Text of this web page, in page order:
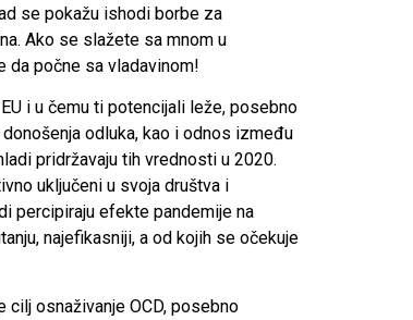
se pokažu ishodi borbe za
Ako se slažete sa mnom u
da počne sa vladavinom!
i u čemu ti potencijali leže, posebno
odluka, kao i odnos između
pridržavaju tih vrednosti u 2020.
uključeni u svoja društva i
percipiraju efekte pandemije na
najefikasniji, a od kojih se očekuje
cilj osnaživanje OCD, posebno